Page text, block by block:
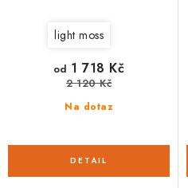
light moss
Na dotaz
od 1 718 Kč
2 120 Kč